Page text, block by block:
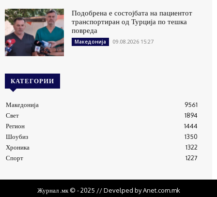
Подобрена е состојбата на пациентот
транспортиран од Турција по тешка
повреда
Македонија 09.08.2026 15:27
КАТЕГОРИИ
Македонија
9561
Свет
1894
Регион
1444
Шоубиз
1350
Хроника
1322
Спорт
1227
Журнал .мк © - 2025 // Develped by Anet.com.mk